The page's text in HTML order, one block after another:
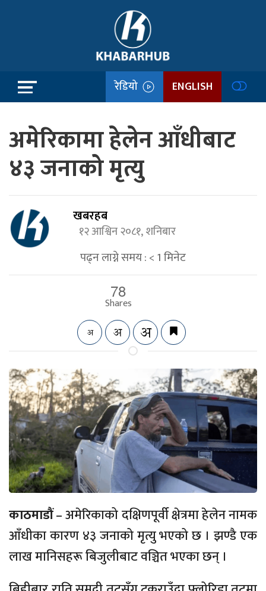
रेडियो ENGLISH
अमेरिकामा हेलेन आँधीबाट
४३ जनाको मृत्यु
खबरहब
१२ आश्विन २०८१, शनिबार
पढ्न लाग्ने समय :< 1मिनेट
78
Shares
काठमाडौं– अमेरिकाको दक्षिणपूर्वी क्षेत्रमा हेलेन नामक
आँधीका कारण ४३ जनाको मृत्यु भएको छ । झण्डै एक
लाख मानिसहरू बिजुलीबाट वञ्चित भएका छन् ।